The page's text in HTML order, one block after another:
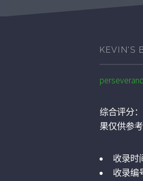
KEVIN'S
综合评分：
果仅供参
收录时
收录编